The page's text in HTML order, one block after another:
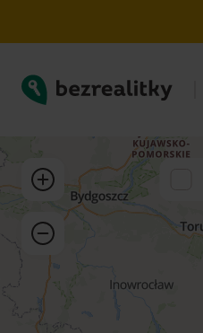
Bezrealitky
Priblížiť
Oddialiť